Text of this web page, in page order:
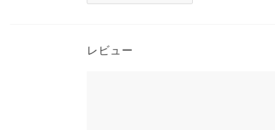
レビュー